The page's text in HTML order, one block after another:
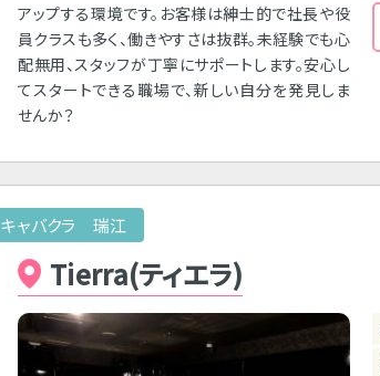
アップする環境です。お客様は紳士的で社長や役
員クラスも多く、働きやすさは抜群。未経験でも心
配無用、スタッフが丁寧にサポートします。安心し
てスタートできる職場で、新しい自分を発見しま
せんか？
キャバクラ 瑞江
Tierra(ティエラ)